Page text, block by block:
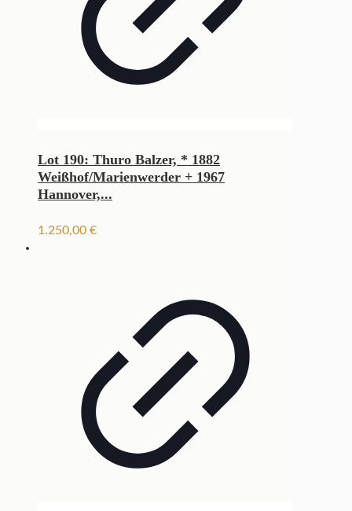
Lot 190: Thuro Balzer, * 1882
Weißhof/Marienwerder + 1967
Hannover,...
1.250,00 €